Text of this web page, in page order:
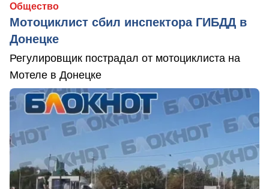
Общество
Мотоциклист сбил инспектора ГИБДД в
Донецке
Регулировщик пострадал от мотоциклиста на
Мотеле в Донецке